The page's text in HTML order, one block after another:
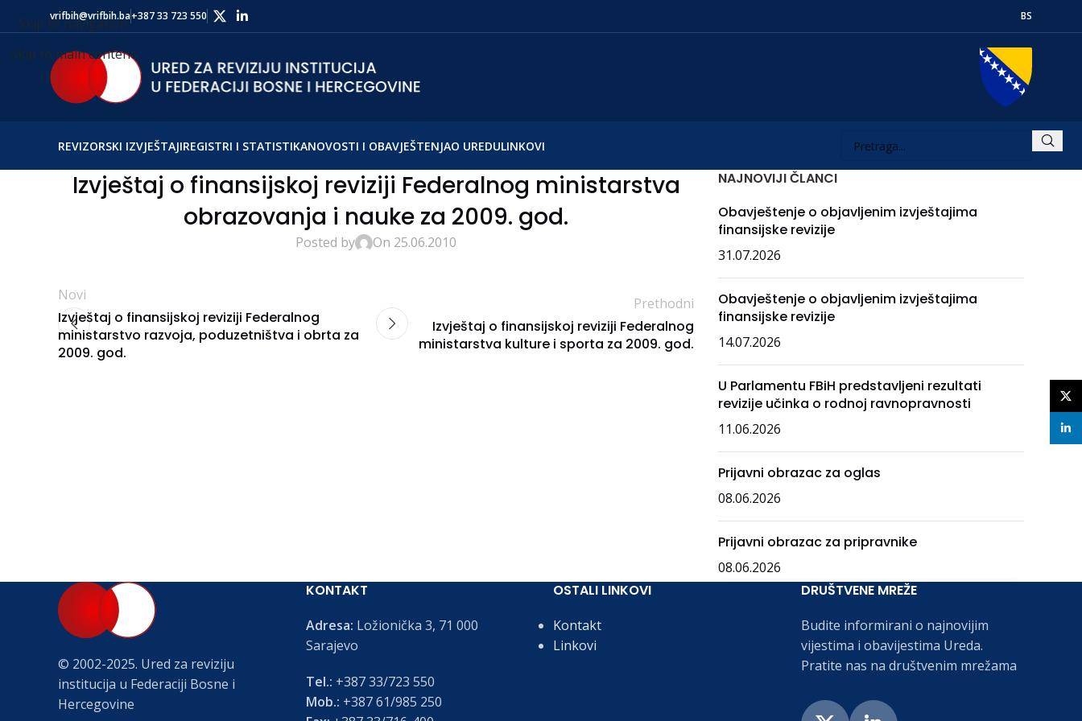
Skip to navigation
Skip to main content
vrifbih@vrifbih.ba+387 33 723 550 BS
REVIZORSKI IZVJEŠTAJIREGISTRI I STATISTIKANOVOSTI I OBAVJEŠTENJAO UREDULINKOVI
Izvještaj o finansijskoj reviziji Federalnog ministarstva
obrazovanja i nauke za 2009. god.
Posted by On 25.06.2010
Novi
Izvještaj o finansijskoj reviziji Federalnog
ministarstvo razvoja, poduzetništva i obrta za
2009. god.
Prethodni
Izvještaj o finansijskoj reviziji Federalnog
ministarstva kulture i sporta za 2009. god.
NAJNOVIJI ČLANCI
Obavještenje o objavljenim izvještajima
finansijske revizije
31.07.2026
Obavještenje o objavljenim izvještajima
finansijske revizije
14.07.2026
U Parlamentu FBiH predstavljeni rezultati
revizije učinka o rodnoj ravnopravnosti
11.06.2026
Prijavni obrazac za oglas
08.06.2026
Prijavni obrazac za pripravnike
08.06.2026
© 2002-2025. Ured za reviziju
institucija u Federaciji Bosne i
Hercegovine
KONTAKT
Adresa: Ložionička 3, 71 000
Sarajevo
Tel.: +387 33/723 550
Mob.: +387 61/985 250
OSTALI LINKOVI
Kontakt
Linkovi
DRUŠTVENE MREŽE
Budite informirani o najnovijim
vijestima i obavijestima Ureda.
Pratite nas na društvenim mrežama